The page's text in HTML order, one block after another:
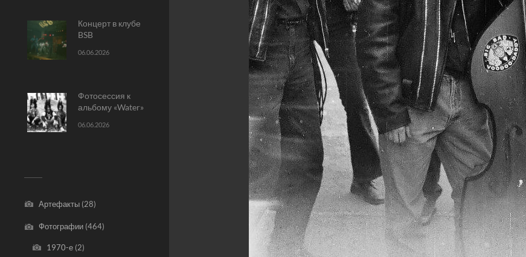
Концерт в клубе
BSB
06.06.2026
Фотосессия к
альбому «Water»
06.06.2026
Артефакты (28)
Фотографии (464)
1970-е(2)